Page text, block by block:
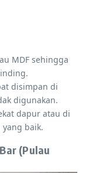
MDF sehingga
disimpan di
digunakan.
dapur atau di
baik.
(Pulau